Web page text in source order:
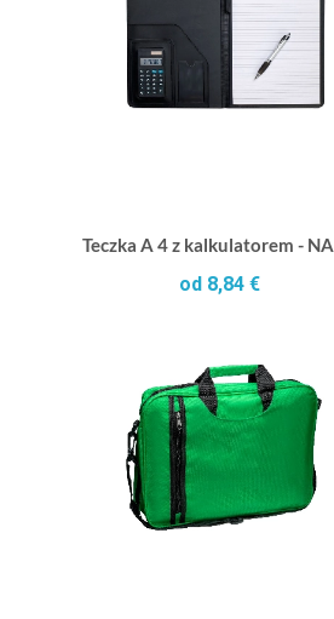
Teczka A 4 z kalkulatorem -
od 8,84 €